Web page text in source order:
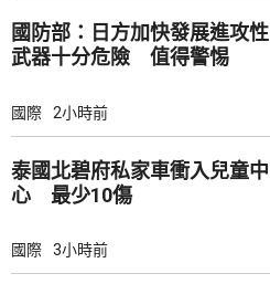
國防部：日方加快發展進攻性
武器十分危險 值得警惕
國際 2小時前
泰國北碧府私家車衝入兒童中
心 最少10傷
國際 3小時前